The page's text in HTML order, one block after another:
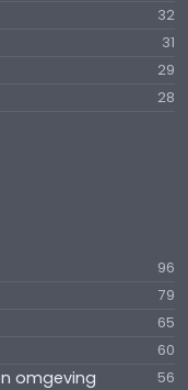
32
31
29
28
96
79
65
60
omgeving 56